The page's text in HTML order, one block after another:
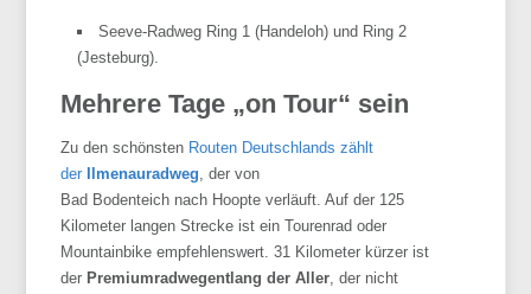
Seeve-Radweg Ring 1 (Handeloh) und Ring 2
(Jesteburg).
Mehrere Tage „on Tour“ sein
Zu den schönsten Routen Deutschlands zählt
der
Ilmenauradweg, der von
Bad Bodenteich nach Hoopte verläuft. Auf der 125
Kilometer langen Strecke ist ein Tourenrad oder
Mountainbike empfehlenswert. 31 Kilometer kürzer ist
der Premiumradwegentlang der Aller, der nicht